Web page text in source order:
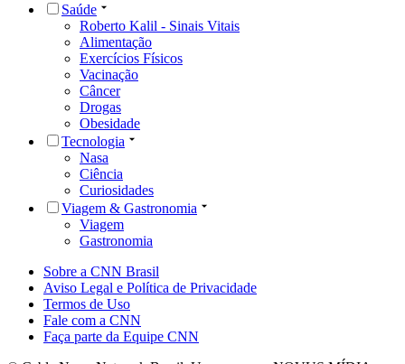
Saúde
Roberto Kalil - Sinais Vitais
Alimentação
Exercícios Físicos
Vacinação
Câncer
Drogas
Obesidade
Tecnologia
Nasa
Ciência
Curiosidades
Viagem & Gastronomia
Viagem
Gastronomia
Sobre a CNN Brasil
Aviso Legal e Política de Privacidade
Termos de Uso
Fale com a CNN
Faça parte da Equipe CNN